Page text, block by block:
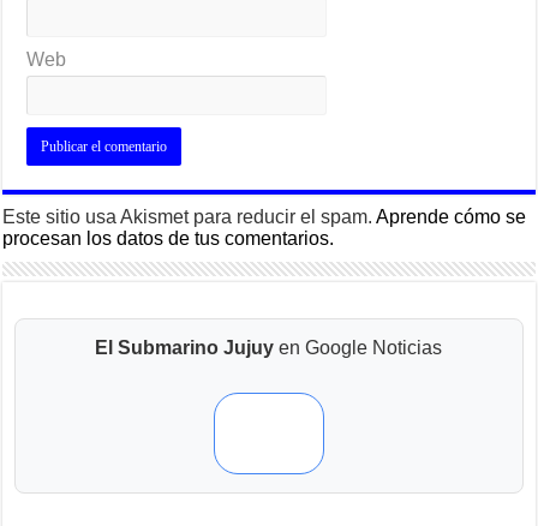
Web
Este sitio usa Akismet para reducir el spam.Aprende cómo se
procesan los datos de tus comentarios.
El Submarino Jujuy en Google Noticias